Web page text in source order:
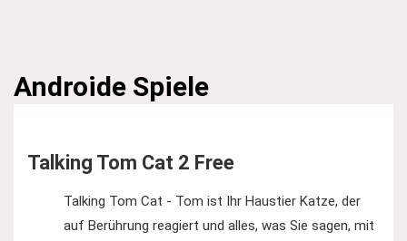
Androide Spiele
Talking Tom Cat 2 Free
Talking Tom Cat - Tom ist Ihr Haustier Katze, der
auf Berührung reagiert und alles, was Sie sagen, mit